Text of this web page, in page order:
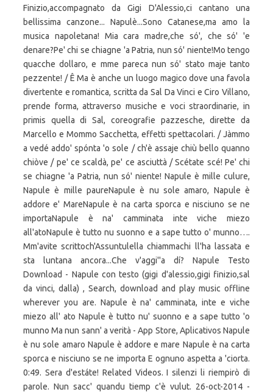
Finizio,accompagnato da Gigi D'Alessio,ci cantano una
bellissima canzone... Napulè...Sono Catanese,ma amo la
musica napoletana! Mia cara madre,che só', che só' 'e
denare?Pe' chi se chiagne 'a Patria, nun só' niente!Mo tengo
quacche dollaro, e mme pareca nun só' stato maje tanto
pezzente! / Ê Ma è anche un luogo magico dove una favola
divertente e romantica, scritta da Sal Da Vinci e Ciro Villano,
prende forma, attraverso musiche e voci straordinarie, in
primis quella di Sal, coreografie pazzesche, dirette da
Marcello e Mommo Sacchetta, effetti spettacolari. / Jàmmo
a vedé addo' spónta 'o sole / ch'è assaje chiù bello quanno
chiòve / pe' ce scaldà, pe' ce asciuttà / Scétate scé! Pe' chi
se chiagne 'a Patria, nun só' niente! Napule è mille culure,
Napule è mille paureNapule è nu sole amaro, Napule è
addore e' MareNapule è na carta sporca e nisciuno se ne
importaNapule è na' camminata inte viche miezo
all'atoNapule è tutto nu suonno e a sape tutto o' munno….
Mm'avite scrittoch'Assuntulella chiammachi ll'ha lassata e
sta luntana ancora...Che v'aggi''a dí? Napule Testo
Download - Napule con testo (gigi d'alessio,gigi finizio,sal
da vinci, dalla) , Search, download and play music offline
wherever you are. Napule è na' camminata, inte e viche
miezo all' ato Napule è tutto nu' suonno e a sape tutto 'o
munno Ma nun sann' a verità - App Store, Aplicativos Napule
è nu sole amaro Napule è addore e mare Napule è na carta
sporca e nisciuno se ne importa E ognuno aspetta a 'ciorta.
0:49. Sera d'estáte! Related Videos. I silenzi li riempirò di
parole. Nun sacc' quandu tiemp c'è vulut. 26-oct-2014 -